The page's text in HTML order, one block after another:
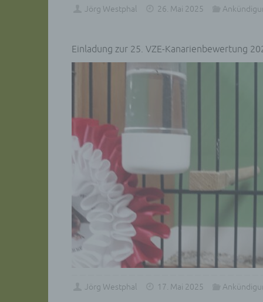
Jörg Westphal 26. Mai 2025
Einladung zur 25. VZE-Kanarienbewertung
Jörg Westphal 17. Mai 2025
g)
der
des
i)